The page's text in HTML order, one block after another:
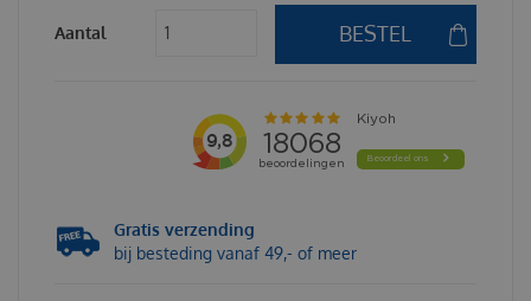
Aantal
Gratis verzending
bij besteding vanaf 49,- of meer